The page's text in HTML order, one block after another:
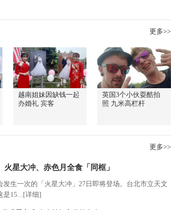
更多>>
越南姐妹因缺钱一起
办婚礼 宾客
英国3个小伙耍酷拍
照 九米高栏杆
更多>>
火星大冲、赤色月全食「同框」
发生一次的「火星大冲」27日即将登场。台北市立天文
是15...[详细]